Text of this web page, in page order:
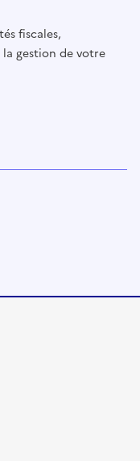
fiscales,
gestion de votre